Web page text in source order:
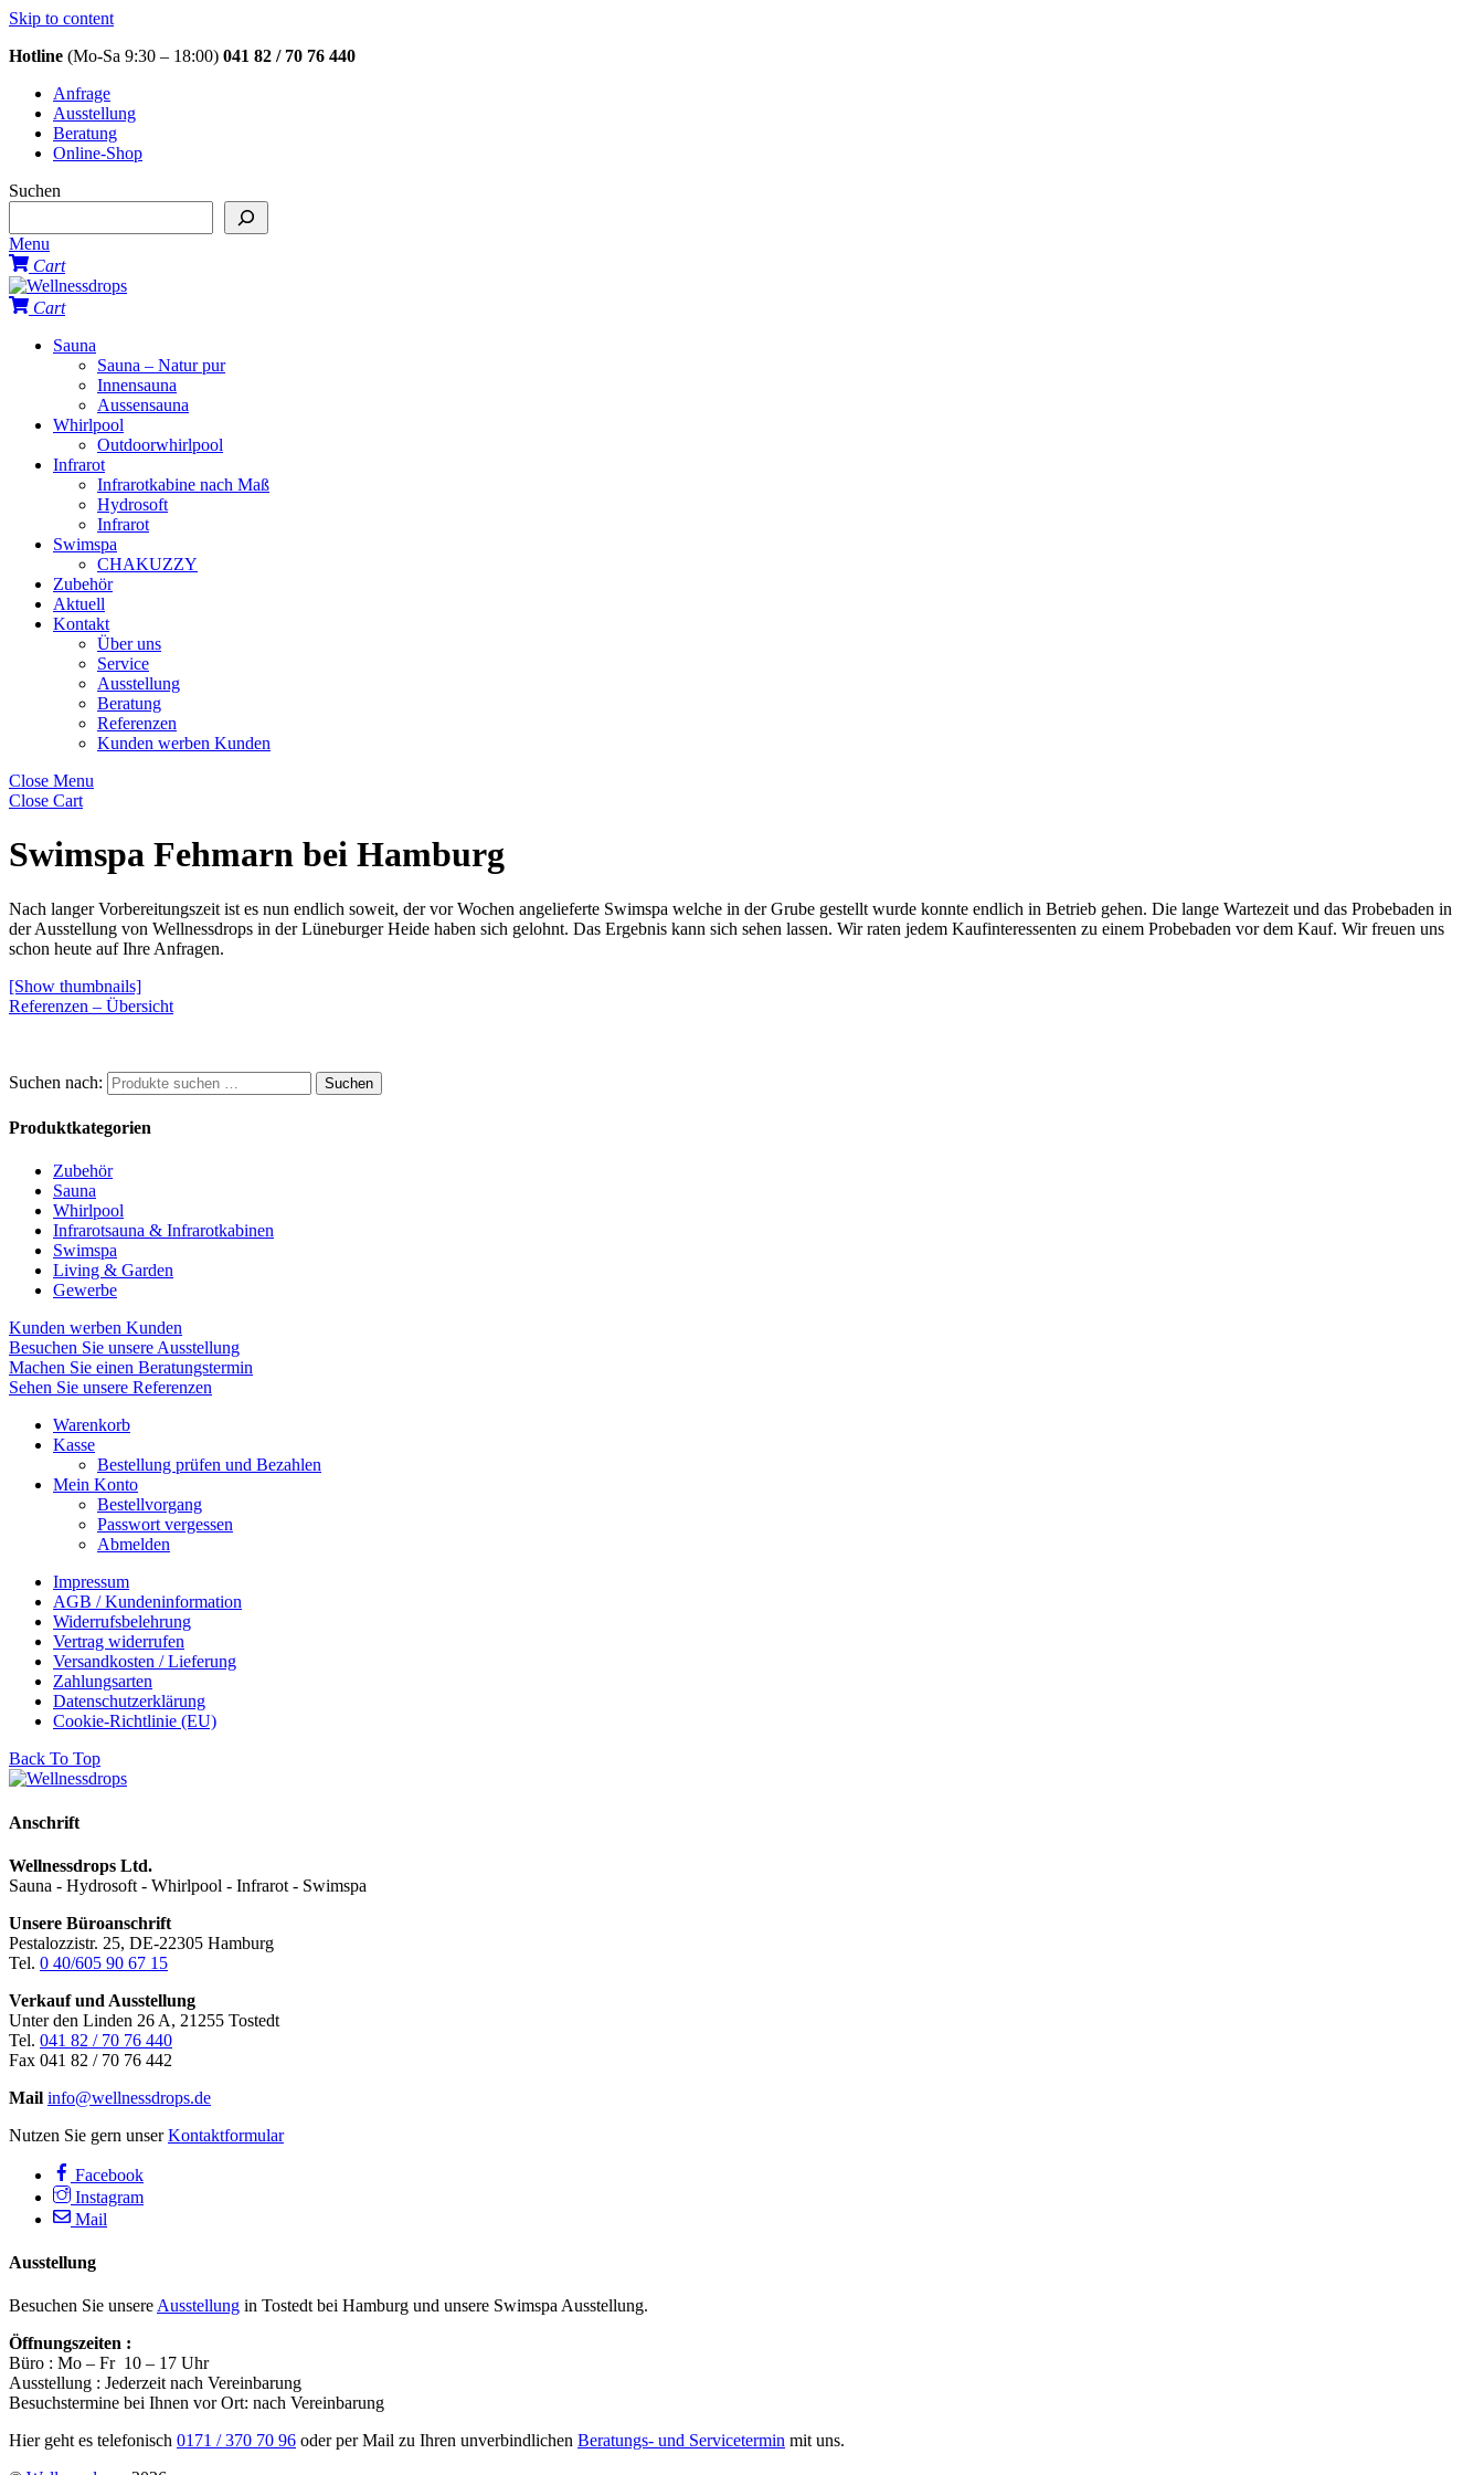
Skip to content
Hotline (Mo-Sa 9:30 – 18:00) 041 82 / 70 76 440
Anfrage
Ausstellung
Beratung
Online-Shop
Suchen
Menu
Cart
Cart
Sauna
Sauna – Natur pur
Innensauna
Aussensauna
Whirlpool
Outdoorwhirlpool
Infrarot
Infrarotkabine nach Maß
Hydrosoft
Infrarot
Swimspa
CHAKUZZY
Zubehör
Aktuell
Kontakt
Über uns
Service
Ausstellung
Beratung
Referenzen
Kunden werben Kunden
Close Menu
Close Cart
Swimspa Fehmarn bei Hamburg
Nach langer Vorbereitungszeit ist es nun endlich soweit, der vor Wochen angelieferte Swimspa welche in der Grube gestellt wurde konnte endlich in Betrieb gehen. Die lange Wartezeit und das Probebaden in
der Ausstellung von Wellnessdrops in der Lüneburger Heide haben sich gelohnt. Das Ergebnis kann sich sehen lassen. Wir raten jedem Kaufinteressenten zu einem Probebaden vor dem Kauf. Wir freuen uns
schon heute auf Ihre Anfragen.
[Show thumbnails]
Referenzen – Übersicht
Suchen nach: Suchen
Produktkategorien
Zubehör
Sauna
Whirlpool
Infrarotsauna & Infrarotkabinen
Swimspa
Living & Garden
Gewerbe
Kunden werben Kunden
Besuchen Sie unsere Ausstellung
Machen Sie einen Beratungstermin
Sehen Sie unsere Referenzen
Warenkorb
Kasse
Bestellung prüfen und Bezahlen
Mein Konto
Bestellvorgang
Passwort vergessen
Abmelden
Impressum
AGB / Kundeninformation
Widerrufsbelehrung
Vertrag widerrufen
Versandkosten / Lieferung
Zahlungsarten
Datenschutzerklärung
Cookie-Richtlinie (EU)
Back To Top
Anschrift
Wellnessdrops Ltd.
Sauna - Hydrosoft - Whirlpool - Infrarot - Swimspa
Unsere Büroanschrift
Pestalozzistr. 25, DE-22305 Hamburg
Tel. 0 40/605 90 67 15
Verkauf und Ausstellung
Unter den Linden 26 A, 21255 Tostedt
Tel. 041 82 / 70 76 440
Fax 041 82 / 70 76 442
Mail info@wellnessdrops.de
Nutzen Sie gern unserKontaktformular
Facebook
Instagram
Mail
Ausstellung
Besuchen Sie unsereAusstellung in Tostedt bei Hamburg und unsere Swimspa Ausstellung.
Öffnungszeiten :
Büro : Mo – Fr 10 – 17 Uhr
Ausstellung : Jederzeit nach Vereinbarung
Besuchstermine bei Ihnen vor Ort: nach Vereinbarung
Hier geht es telefonisch 0171 / 370 70 96 oder per Mail zu Ihren unverbindlichen Beratungs- und Servicetermin mit uns.